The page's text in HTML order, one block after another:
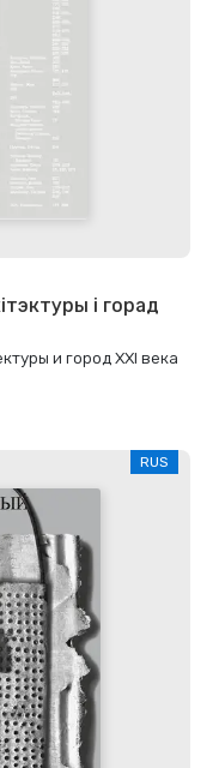
і горад
и город XXI века
RUS